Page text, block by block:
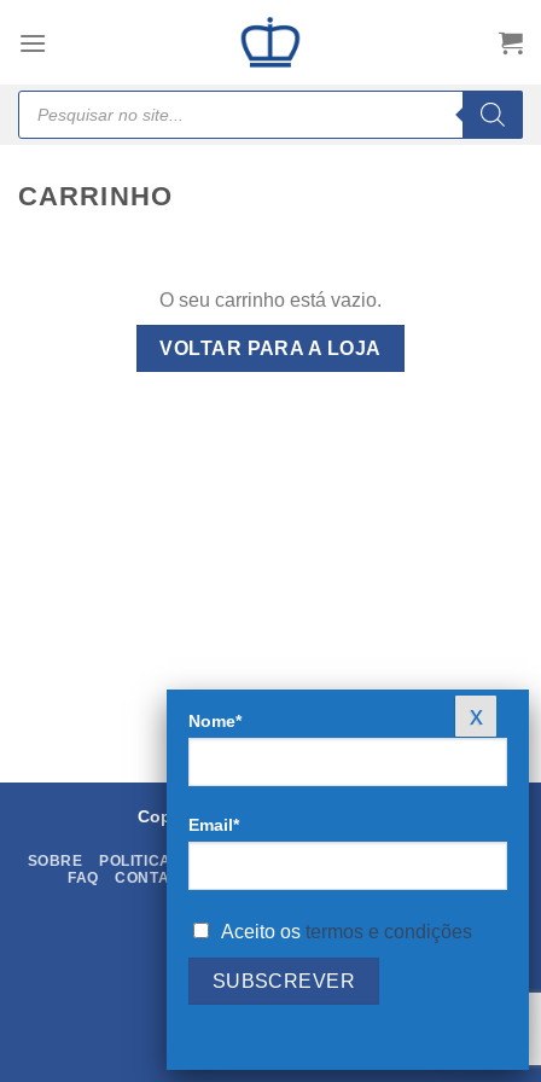
Products
search
CARRINHO
O seu carrinho está vazio.
VOLTAR PARA A LOJA
Copyright 2026 ©
SOBRE POLITICA DE PRIVACIDADE
FAQ
CONTATOS
Nome*
Email*
Aceito os termos e condições